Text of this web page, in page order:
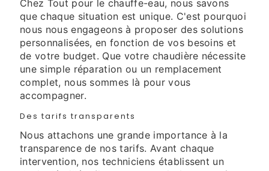
Chez Tout pour le chauffe-eau, nous savons
que chaque situation est unique. C'est pourquoi
nous nous engageons à proposer des solutions
personnalisées, en fonction de vos besoins et
de votre budget. Que votre chaudière nécessite
une simple réparation ou un remplacement
complet, nous sommes là pour vous
accompagner.
Des tarifs transparents
Nous attachons une grande importance à la
transparence de nos tarifs. Avant chaque
intervention, nos techniciens établissent un